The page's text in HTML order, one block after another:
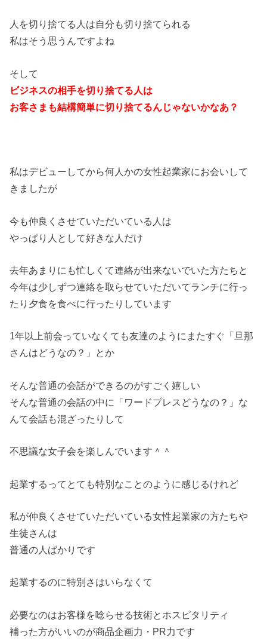
人を切り捨てる人は自分も切り捨てられる
私はそう思うんですよね
そして
ビジネスの相手を切り捨てる人は
お客さまも結構簡単に切り捨てるんじゃないかなあ？
私はデビューしてから何人かの女性起業家にお会いして
きましたが
今も仲良くさせていただいている人は
やっぱり人として好きな人だけ
去年あまりにも忙しくて連絡が出来ないでいた方たちと
今年は少しずつ連絡を取らせていただいてランチに行っ
たり夕食を食べに行ったりしています
1年以上前会っていなくても友達のようにまたすぐ「旦那
さんはどうなの？」とか
そんな普通の会話ができるのがすごく嬉しい
そんな普通の会話の中に「ワードプレスどうなの？」な
んて会話も混ざったりして
不思議な女子会を楽しんでいます＾＾
起業するってとても特別なことのように感じるけれど
私が仲良くさせていただいている女性起業家の方たちや
生徒さんは
普通の人ばかりです
起業するのに特別さはいらなくて
必要なのはお客様を唸らせる技術とホスピタリティ
補った方がいいのが商品企画力・PR力です